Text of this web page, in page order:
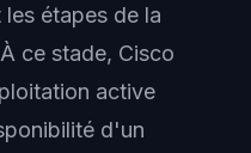
étapes de la
ce stade, Cisco
active
d'un